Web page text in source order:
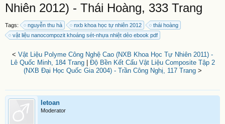
Nhiên 2012) - Thái Hoàng, 333 Trang
Tags: nguyễn thu hà nxb khoa học tự nhiên 2012
thái hoàng
vật liệu nanocompozit khoáng sét-nhựa nhiệt dẻo ebook pdf
< Vật Liệu Polyme Công Nghệ Cao (NXB Khoa Học Tự Nhiên 2011) -
Lê Quốc Minh, 184 Trang| Độ Bền Kết Cấu Vật Liệu Composite Tập 2
(NXB Đại Học Quốc Gia 2004) - Trần Công Nghị, 117 Trang>
letoan
Moderator